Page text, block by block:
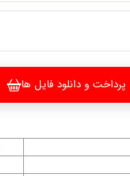
پرداخت و دانلود فایل ها